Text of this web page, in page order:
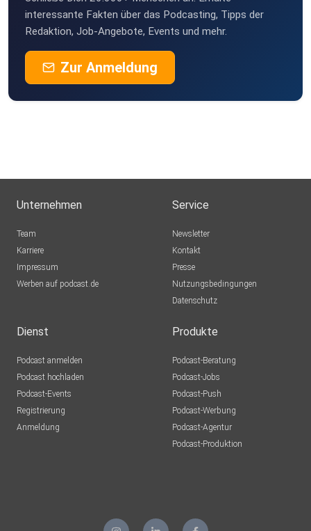
interessante Fakten über das Podcasting, Tipps der
Redaktion, Job-Angebote, Events und mehr.
Zur Anmeldung
Unternehmen
Team
Karriere
Impressum
Werben auf podcast.de
Service
Newsletter
Kontakt
Presse
Nutzungsbedingungen
Datenschutz
Dienst
Podcast anmelden
Podcast hochladen
Podcast-Events
Registrierung
Anmeldung
Produkte
Podcast-Beratung
Podcast-Jobs
Podcast-Push
Podcast-Werbung
Podcast-Agentur
Podcast-Produktion